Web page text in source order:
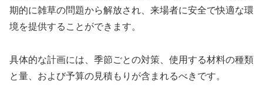
期的に雑草の問題から解放され、来場者に安全で快適な環
境を提供することができます。
具体的な計画には、季節ごとの対策、使用する材料の種類
と量、および予算の見積もりが含まれるべきです。